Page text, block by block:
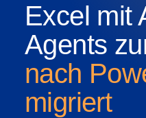
Excel mit
Agents
nach
migriert